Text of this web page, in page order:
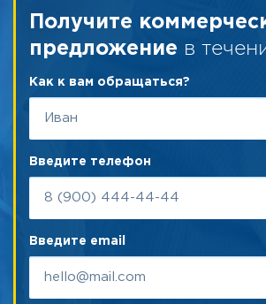
Получите
предложение в
Как к вам обращаться?
Введите телефон
Введите email